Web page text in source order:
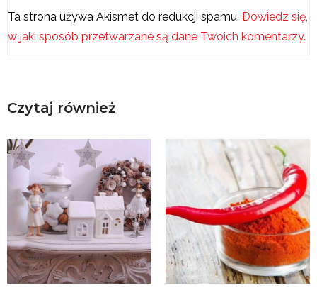
Ta strona używa Akismet do redukcji spamu. Dowiedz się,
w jaki sposób przetwarzane są dane Twoich komentarzy.
Czytaj również